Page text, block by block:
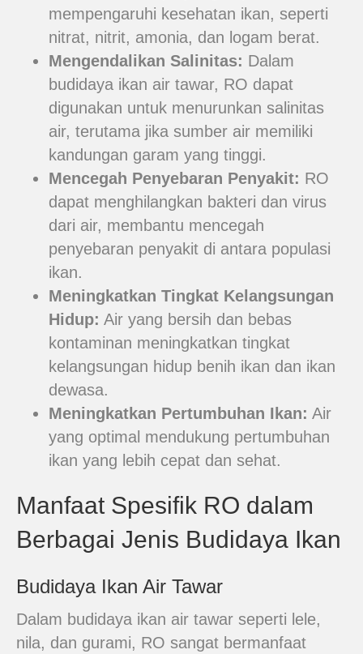
mempengaruhi kesehatan ikan, seperti
nitrat, nitrit, amonia, dan logam berat.
Mengendalikan Salinitas: Dalam
budidaya ikan air tawar, RO dapat
digunakan untuk menurunkan salinitas
air, terutama jika sumber air memiliki
kandungan garam yang tinggi.
Mencegah Penyebaran Penyakit: RO
dapat menghilangkan bakteri dan virus
dari air, membantu mencegah
penyebaran penyakit di antara populasi
ikan.
Meningkatkan Tingkat Kelangsungan
Hidup: Air yang bersih dan bebas
kontaminan meningkatkan tingkat
kelangsungan hidup benih ikan dan ikan
dewasa.
Meningkatkan Pertumbuhan Ikan: Air
yang optimal mendukung pertumbuhan
ikan yang lebih cepat dan sehat.
Manfaat Spesifik RO dalam
Berbagai Jenis Budidaya Ikan
Budidaya Ikan Air Tawar
Dalam budidaya ikan air tawar seperti lele,
nila, dan gurami, RO sangat bermanfaat